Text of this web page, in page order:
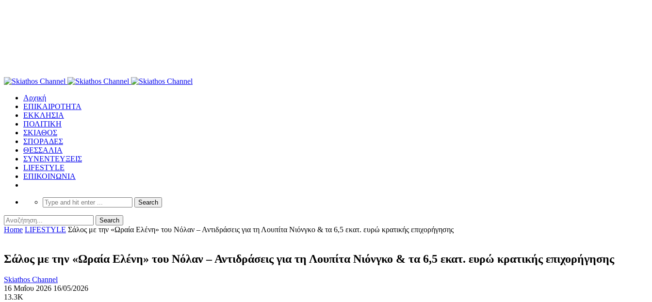
Αρχική
ΕΠΙΚΑΙΡΟΤΗΤΑ
ΕΚΚΛΗΣΙΑ
ΠΟΛΙΤΙΚΗ
ΣΚΙΑΘΟΣ
ΣΠΟΡΑΔΕΣ
ΘΕΣΣΑΛΙΑ
ΣΥΝΕΝΤΕΥΞΕΙΣ
LIFESTYLE
ΕΠΙΚΟΙΝΩΝΙΑ
Home LIFESTYLE Σάλος με την «Ωραία Ελένη» του Νόλαν – Αντιδράσεις για τη Λουπίτα Νιόνγκο & τα 6,5 εκατ. ευρώ κρατικής επιχορήγησης
Σάλος με την «Ωραία Ελένη» του Νόλαν – Αντιδράσεις για τη Λουπίτα Νιόνγκο & τα 6,5 εκατ. ευρώ κρατικής επιχορήγησης
Skiathos Channel
16 Μαΐου 2026 16/05/2026
13.3K